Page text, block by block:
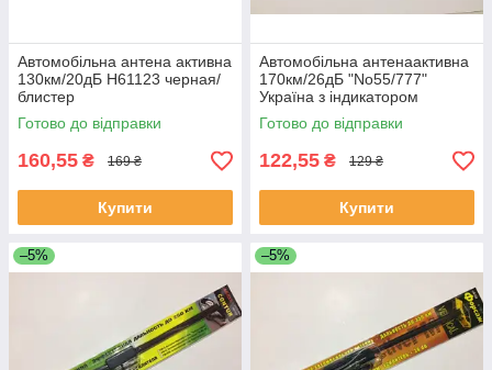
Автомобільна антена активна
130км/20дБ Н61123 черная/
блистер
Готово до відправки
160,55 ₴ 169 ₴
Купити
Автомобільна антенаактивна
170км/26дБ "No55/777"
Україна з індикатором
Готово до відправки
122,55 ₴ 129 ₴
Купити
–5% –5%